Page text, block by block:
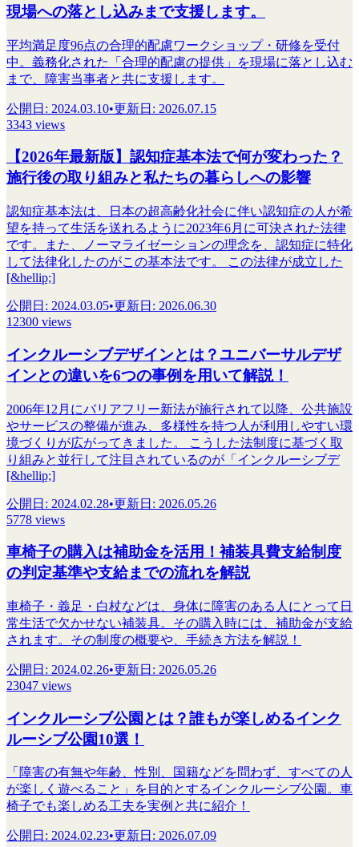
現場への落とし込みまで支援します。
平均満足度96点の合理的配慮ワークショップ・研修を受付
中。義務化された「合理的配慮の提供」を現場に落とし込む
まで、障害当事者と共に支援します。
公開日 : 2024.03.10•更新日 : 2026.07.15
3343 views
【2026年最新版】認知症基本法で何が変わった？
施行後の取り組みと私たちの暮らしへの影響
認知症基本法は、日本の超高齢化社会に伴い認知症の人が希
望を持って生活を送れるように2023年6月に可決された法律
です。また、ノーマライゼーションの理念を、認知症に特化
して法律化したのがこの基本法です。 この法律が成立した
[&hellip;]
公開日 : 2024.03.05•更新日 : 2026.06.30
12300 views
インクルーシブデザインとは？ユニバーサルデザ
インとの違いを6つの事例を用いて解説！
2006年12月にバリアフリー新法が施行されて以降、公共施設
やサービスの整備が進み、多様性を持つ人が利用しやすい環
境づくりが広がってきました。 こうした法制度に基づく取
り組みと並行して注目されているのが「インクルーシブデ
[&hellip;]
公開日 : 2024.02.28•更新日 : 2026.05.26
5778 views
車椅子の購入は補助金を活用！補装具費支給制度
の判定基準や支給までの流れを解説
車椅子・義足・白杖などは、身体に障害のある人にとって日
常生活で欠かせない補装具。その購入時には、補助金が支給
されます。その制度の概要や、手続き方法を解説！
公開日 : 2024.02.26•更新日 : 2026.05.26
23047 views
インクルーシブ公園とは？誰もが楽しめるインク
ルーシブ公園10選！
「障害の有無や年齢、性別、国籍などを問わず、すべての人
が楽しく遊べること」を目的とするインクルーシブ公園。車
椅子でも楽しめる工夫を実例と共に紹介！
公開日 : 2024.02.23•更新日 : 2026.07.09